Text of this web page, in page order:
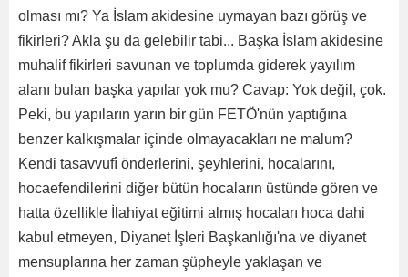
olması mı? Ya İslam akidesine uymayan bazı görüş ve
fikirleri? Akla şu da gelebilir tabi... Başka İslam akidesine
muhalif fikirleri savunan ve toplumda giderek yayılım
alanı bulan başka yapılar yok mu? Cavap: Yok değil, çok.
Peki, bu yapıların yarın bir gün FETÖ'nün yaptığına
benzer kalkışmalar içinde olmayacakları ne malum?
Kendi tasavvufî önderlerini, şeyhlerini, hocalarını,
hocaefendilerini diğer bütün hocaların üstünde gören ve
hatta özellikle İlahiyat eğitimi almış hocaları hoca dahi
kabul etmeyen, Diyanet İşleri Başkanlığı'na ve diyanet
mensuplarına her zaman şüpheyle yaklaşan ve